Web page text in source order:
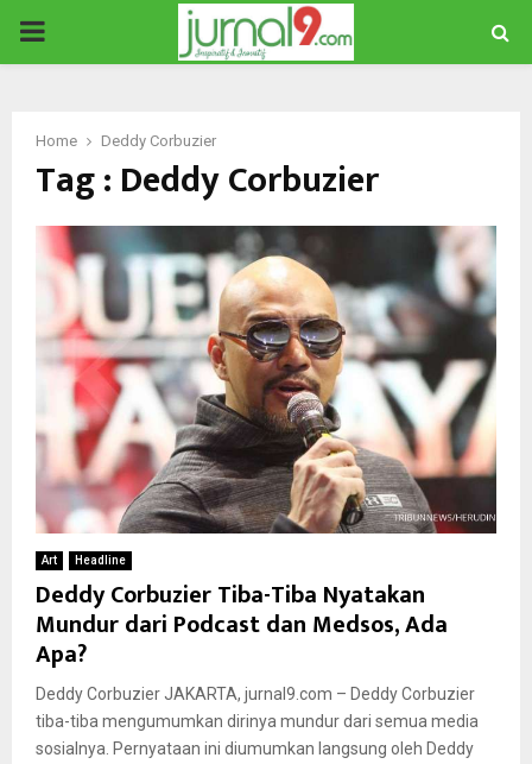
PRIMARY
Home Deddy Corbuzier
Tag : Deddy Corbuzier
Art Headline
Deddy Corbuzier Tiba-Tiba Nyatakan
Mundur dari Podcast dan Medsos, Ada
Apa?
Deddy Corbuzier JAKARTA, jurnal9.com – Deddy Corbuzier
tiba-tiba mengumumkan dirinya mundur dari semua media
sosialnya. Pernyataan ini diumumkan langsung oleh Deddy